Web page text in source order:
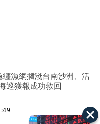
纏漁網擱淺台南沙洲、活
巡獲報成功救回